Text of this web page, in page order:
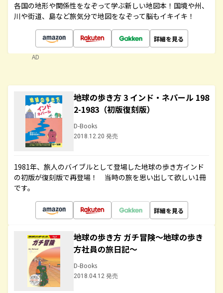
各国の地形や関係性をなぞって学ぶ新しい地図本！国境や州、
川や街道、島など旅気分で地図をなぞって脳もイキイキ！
詳細を見る
AD
地球の歩き方 3 インド・ネパール 198
2-1983（初版復刻版）
D-Books
2018.12.20 発売
1981年、旅人のバイブルとして登場した地球の歩き方インド
の初版が復刻版で再登場！ 当時の旅を思い出して欲しい1冊
です。
詳細を見る
地球の歩き方 ガチ冒険～地球の歩き
方社員の旅日記～
D-Books
2018.04.12 発売